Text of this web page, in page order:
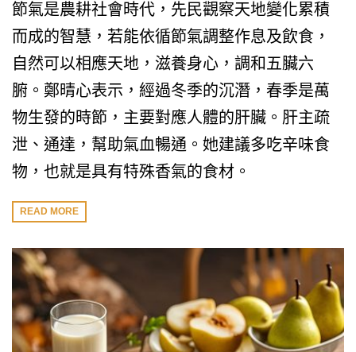
節氣是農耕社會時代，先民觀察天地變化累積
而成的智慧，若能依循節氣調整作息及飲食，
自然可以相應天地，滋養身心，調和五臟六
腑。鄭晴心表示，經過冬季的沉潛，春季是萬
物生發的時節，主要對應人體的肝臟。肝主疏
泄、通達，幫助氣血暢通。她建議多吃辛味食
物，也就是具有特殊香氣的食材。
READ MORE